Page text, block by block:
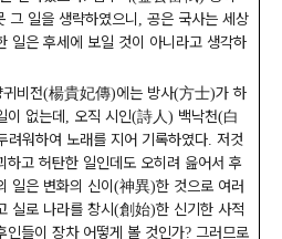
그 일을 생략하였으니 , 공은 국사는 세상
일은 후세에 보일 것이 아니라고 생각하
비전(楊貴妃傳)에는 방사(方士)가 하
이 없는데
오직 시인(詩人 ) 백낙천(白
려워하여 노래를 지어 기록하였다. 저것
하고 허탄한 일인데도 오히려 읊어서 후
일은 변화의 신이(神異)한 것으로 여러
실로 나라를 창시(創始)한 신기한 사적
인들이 장차 어떻게 볼 것인가? 그러므로